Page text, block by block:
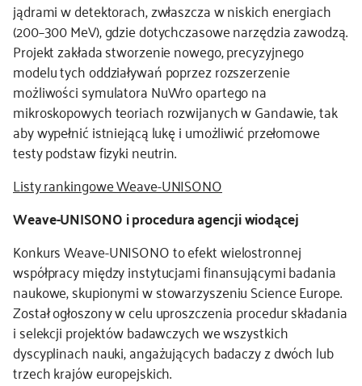
jądrami w detektorach, zwłaszcza w niskich energiach
(200–300 MeV), gdzie dotychczasowe narzędzia zawodzą.
Projekt zakłada stworzenie nowego, precyzyjnego
modelu tych oddziaływań poprzez rozszerzenie
możliwości symulatora NuWro opartego na
mikroskopowych teoriach rozwijanych w Gandawie, tak
aby wypełnić istniejącą lukę i umożliwić przełomowe
testy podstaw fizyki neutrin.
Listy rankingowe Weave-UNISONO
Weave-UNISONO i procedura agencji wiodącej
Konkurs Weave-UNISONO to efekt wielostronnej
współpracy między instytucjami finansującymi badania
naukowe, skupionymi w stowarzyszeniu Science Europe.
Został ogłoszony w celu uproszczenia procedur składania
i selekcji projektów badawczych we wszystkich
dyscyplinach nauki, angażujących badaczy z dwóch lub
trzech krajów europejskich.